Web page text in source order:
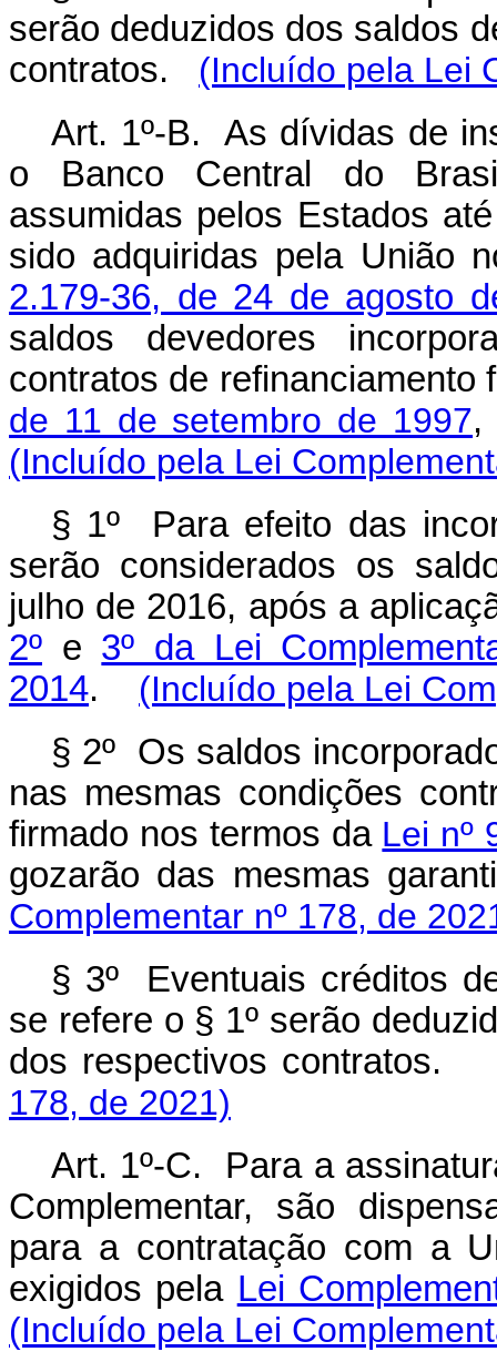
serão deduzidos dos saldos
contratos. (Incluído pela Lei
Art. 1º-B. As dívidas de
o Banco Central do
assumidas pelos Estados
sido adquiridas pela União
2.179-36, de 24 de agosto
saldos devedores
contratos de
de 11 de setembro de 1997,
(Incluído pela Lei
§ 1º Para efeito das
serão considerados os
julho de 2016, após a
2º e 3º da Lei
2014. (Incluído pela Lei
§ 2º Os saldos
nas mesmas condições
firmado nos termos da Lei nº
gozarão das mesmas
Complementar nº 178, de
§ 3º Eventuais créditos
se refere o § 1º serão
dos respectivos
178, de 2021)
Art. 1º-C. Para a
Complementar, são
para a contratação com a
exigidos pela Lei
(Incluído pela Lei